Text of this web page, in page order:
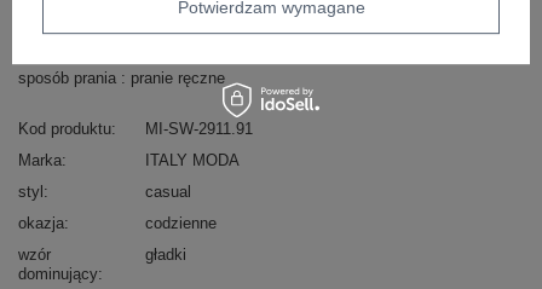
skład materiału : 65% akryl, 9% lana, 9% wiskoza,
sposób prania : pranie ręczne
Kod produktu
MI-SW-2911.91
Marka
ITALY MODA
styl
casual
okazja
codzienne
wzór
dominujący
gładki
Potwierdzam wymagane